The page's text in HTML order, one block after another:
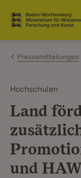
Zum Inhalt
Link zur
Pressemitteilungen
Hochschulen
Land
und